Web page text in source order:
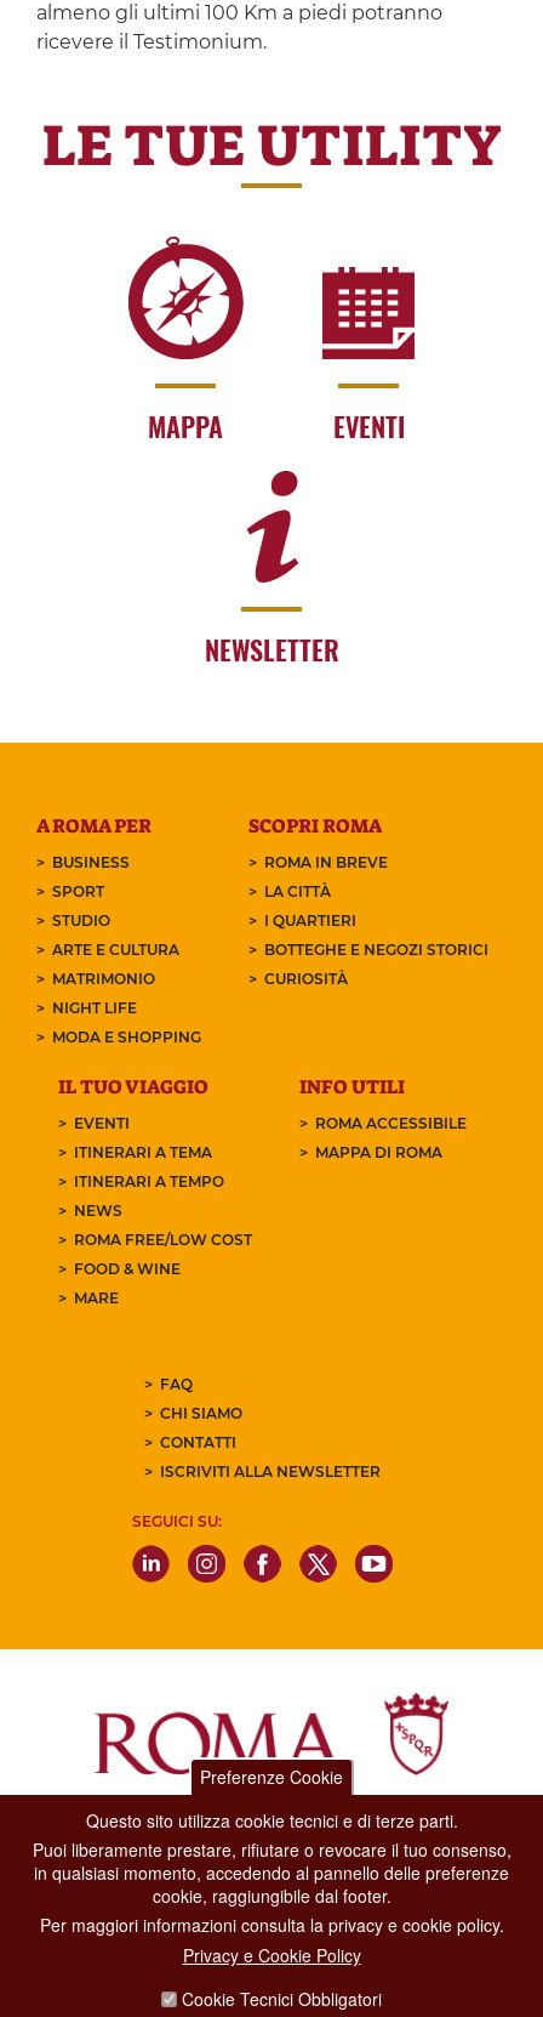
almeno gli ultimi 100 Km a piedi potranno
ricevere il Testimonium.
LE TUE UTILITY
MAPPA EVENTI
NEWSLETTER
A ROMA PER
BUSINESS
SPORT
STUDIO
ARTE E CULTURA
MATRIMONIO
NIGHT LIFE
MODA E SHOPPING
SCOPRI ROMA
ROMA IN BREVE
LA CITTÀ
I QUARTIERI
BOTTEGHE E NEGOZI STORICI
CURIOSITÀ
IL TUO VIAGGIO
EVENTI
ITINERARI A TEMA
ITINERARI A TEMPO
NEWS
ROMA FREE/LOW COST
FOOD & WINE
MARE
INFO UTILI
ROMA ACCESSIBILE
MAPPA DI ROMA
FAQ
CHI SIAMO
CONTATTI
ISCRIVITI ALLA NEWSLETTER
SEGUICI SU:
Dipartimento Grandi Eventi, Sport, Turismo e Moda.
Via di San Basilio, 51
00187 Roma
CONTACT CENTER TEL. 06 06 08
CONTATTA LA REDAZIONE
Preferenze Cookie
Questo sito utilizza cookie tecnici e di terze parti.
Puoi liberamente prestare, rifiutare o revocare il tuo consenso,
in qualsiasi momento, accedendo al pannello delle preferenze
cookie, raggiungibile dal footer.
Per maggiori informazioni consulta la privacy e cookie policy.
Privacy e Cookie Policy
Cookie Tecnici Obbligatori